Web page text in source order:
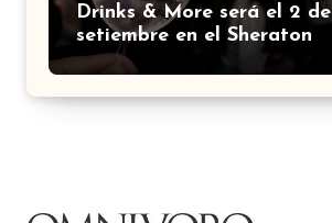
Drinks & More será el 2 de
setiembre en el Sheraton